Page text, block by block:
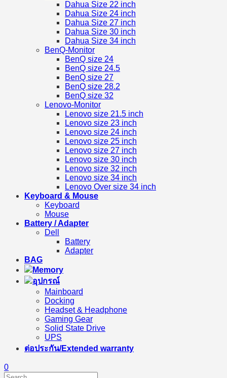
Dahua Size 22 inch
Dahua Size 24 inch
Dahua Size 27 inch
Dahua Size 30 inch
Dahua Size 34 inch
BenQ-Monitor
BenQ size 24
BenQ size 24.5
BenQ size 27
BenQ size 28.2
BenQ size 32
Lenovo-Monitor
Lenovo size 21.5 inch
Lenovo size 23 inch
Lenovo size 24 inch
Lenovo size 25 inch
Lenovo size 27 inch
Lenovo size 30 inch
Lenovo size 32 inch
Lenovo size 34 inch
Lenovo Over size 34 inch
Keyboard & Mouse
Keyboard
Mouse
Battery / Adapter
Dell
Battery
Adapter
BAG
Memory
อุปกรณ์
Mainboard
Docking
Headset & Headphone
Gaming Gear
Solid State Drive
UPS
ต่อประกัน/Extended warranty
0